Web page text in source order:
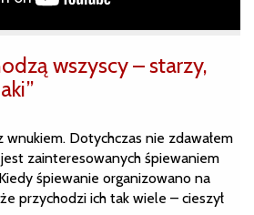
wszyscy – starzy,
wnukiem. Dotychczas nie zdawałem
zainteresowanych śpiewaniem
śpiewanie organizowano na
przychodzi ich tak wiele – cieszył